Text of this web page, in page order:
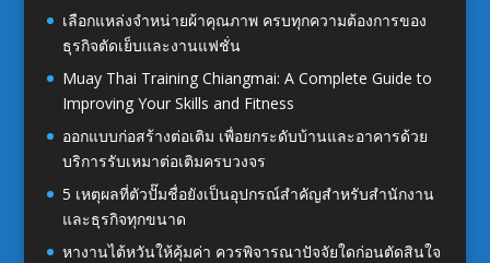
เลือกแหล่งจำหน่ายผ้าคุณภาพ ครบทุกความต้องการของ
ธุรกิจตัดเย็บและงานแฟชั่น
Muay Thai Training Chiangmai: A Complete Guide to
Improving Your Skills and Fitness
ออกแบบก่อสร้างต่อเติม เพื่อยกระดับบ้านและอาคารด้วย
บริการรับเหมาต่อเติมครบวงจร
5 เหตุผลที่ตัวปั๊มชื่อยังเป็นอุปกรณ์สำคัญสำหรับสำนักงาน
และธุรกิจทุกขนาด
หางานไต้หวันให้คุ้มค่า ควรพิจารณาปัจจัยใดก่อนตัดสินใจ